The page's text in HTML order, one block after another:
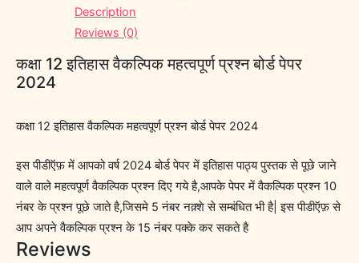
Description
Reviews (0)
कक्षा 12 इतिहास वैकल्पिक महत्वपूर्ण प्रश्न बोर्ड पेपर
2024
कक्षा 12 इतिहास वैकल्पिक महत्वपूर्ण प्रश्न बोर्ड पेपर 2024
इस पीडीऍफ़ में आपको वर्ष 2024 बोर्ड पेपर में इतिहास पाठ्य पुस्तक से पूछे जाने
वाले वाले महत्वपूर्ण वैकल्पिक प्रश्न दिए गये है,आपके पेपर में वैकल्पिक प्रश्न 10
नंबर के प्रश्न पूछे जाते है,जिसमे 5 नंबर नक़्शे से सम्बंधित भी है| इस पीडीऍफ़ से
आप अपने वैकल्पिक प्रश्न के 15 नंबर पक्के कर सकते है
Reviews